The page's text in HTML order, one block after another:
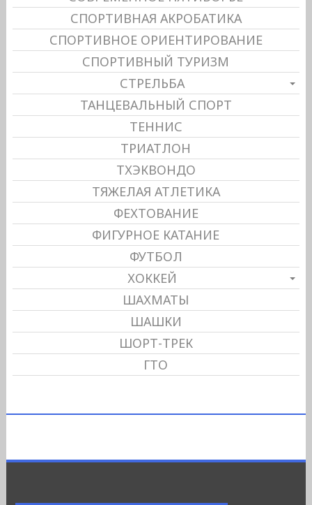
СПОРТИВНАЯ АКРОБАТИКА
СПОРТИВНОЕ ОРИЕНТИРОВАНИЕ
СПОРТИВНЫЙ ТУРИЗМ
СТРЕЛЬБА
ТАНЦЕВАЛЬНЫЙ СПОРТ
ТЕННИС
ТРИАТЛОН
ТХЭКВОНДО
ТЯЖЕЛАЯ АТЛЕТИКА
ФЕХТОВАНИЕ
ФИГУРНОЕ КАТАНИЕ
ФУТБОЛ
ХОККЕЙ
ШАХМАТЫ
ШАШКИ
ШОРТ-ТРЕК
ГТО